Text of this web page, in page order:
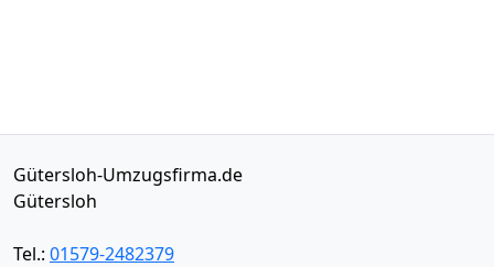
Gütersloh-Umzugsfirma.de
Gütersloh
Tel.: 01579-2482379